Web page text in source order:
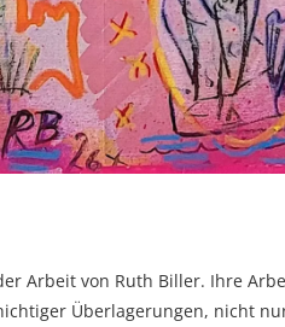
Arbeit von Ruth Biller. Ihre
Überlagerungen, nicht